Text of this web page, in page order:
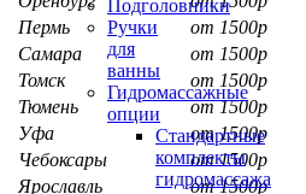
Подголовники
Ручки
для
ванны
Гидромассажные
опции
Стандартные
комплекты
гидромассажа
Пермь
от 1500р
Самара
от 1500р
Томск
от 1500р
Тюмень
от 1500р
Уфа
от 1500р
Чебоксары
от 1500р
Ярославль
от 1500р